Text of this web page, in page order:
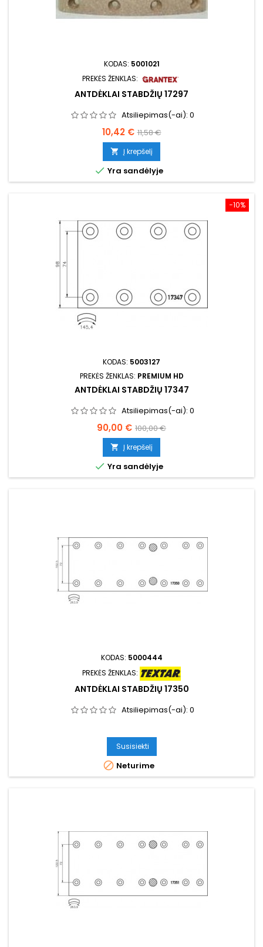
KODAS: 5001021
PREKĖS ŽENKLAS:
ANTDĖKLAI STABDŽIŲ 17297
Atsiliepimas(-ai): 0
Kaina
10,42 € Bazinė
kaina
11,58 €
 Į krepšelį
 Yra sandėlyje
−10%
KODAS: 5003127
PREKĖS ŽENKLAS: PREMIUM HD
ANTDĖKLAI STABDŽIŲ 17347
Atsiliepimas(-ai): 0
Kaina
90,00 € Bazinė
kaina
100,00 €
 Į krepšelį
 Yra sandėlyje
KODAS: 5000444
PREKĖS ŽENKLAS:
ANTDĖKLAI STABDŽIŲ 17350
Atsiliepimas(-ai): 0
Susisiekti
 Neturime